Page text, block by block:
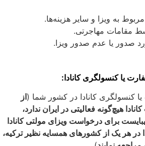
به ویزا و سایر هزینه‌ها.
مقامات مهاجرتی.
صدور یا عدم صدور ویزا.
کنسولگری کانادا در کشور شما (از
هیچ‌گونه فعالیتی در ایران ندارد،
برای درخواست ویزای مولتی کانادا
در هر یک از کشورهای همسایه نظیر ترکیه،